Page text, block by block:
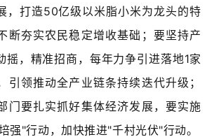
，打造50亿级以米脂小米为龙头的特
断夯实农民稳定增收基础；要坚持产
摇，精准招商，每年力争引进落地1家
引领推动全产业链条持续迭代升级；
门要扎实抓好集体经济发展，要实施
强"行动，加快推进"千村光伏"行动。